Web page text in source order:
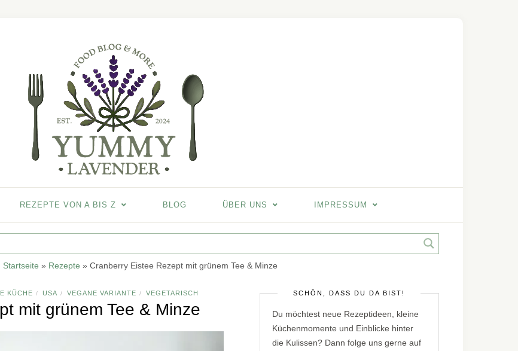
REZEPTE VON A BIS Z BLOG ÜBER UNS IMPRESSUM
Startseite » Rezepte » Cranberry Eistee Rezept mit grünem Tee & Minze
KÜCHE / USA / VEGANE VARIANTE / VEGETARISCH
mit grünem Tee & Minze
SCHÖN, DASS DU DA BIST!
Du möchtest neue Rezeptideen, kleine
Küchenmomente und Einblicke hinter
die Kulissen? Dann folge uns gerne auf